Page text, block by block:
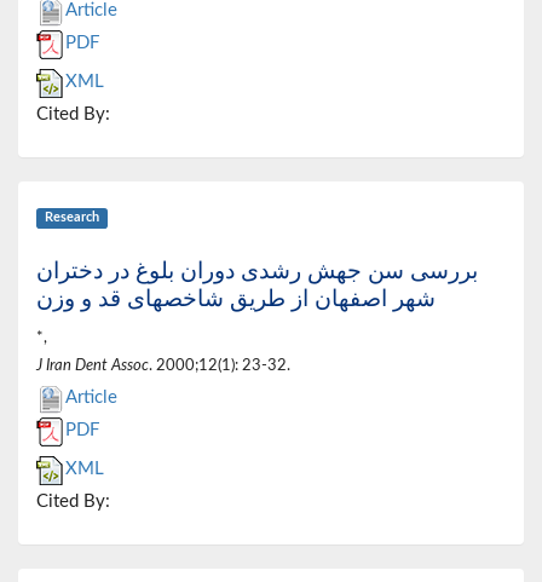
Article
PDF
XML
Cited By:
Research
بررسی سن جهش رشدی دوران بلوغ در دختران
شهر اصفهان از طریق شاخصهای قد و وزن
*,
J Iran Dent Assoc. 2000;12(1): 23-32.
Article
PDF
XML
Cited By: